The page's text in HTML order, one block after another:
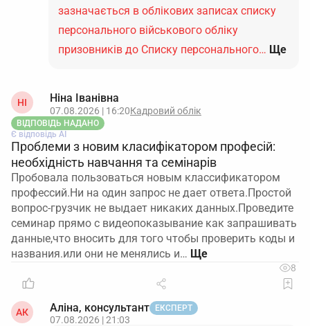
зазначається в облікових записах списку
персонального військового обліку
призовників до Списку персонального… Ще
НІ Ніна Іванівна
07.08.2026 | 16:20Кадровий облік
ВІДПОВІДЬ НАДАНО
Є відповідь АІ
Проблеми з новим класифікатором професій:
необхідність навчання та семінарів
Пробовала пользоваться новым классификатором
профессий.Ни на один запрос не дает ответа.Простой
вопрос-грузчик не выдает никаких данных.Проведите
семинар прямо с видеопоказывание как запрашивать
данные,что вносить для того чтобы проверить коды и
названия.или они не менялись и…
8
АК Аліна, консультант ЕКСПЕРТ
07.08.2026 | 21:03